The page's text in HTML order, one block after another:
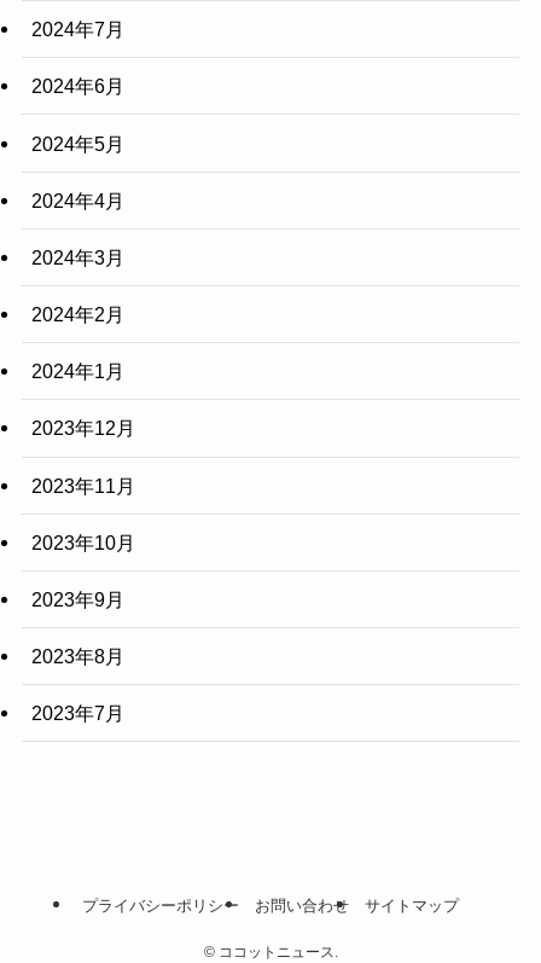
2024年7月
2024年6月
2024年5月
2024年4月
2024年3月
2024年2月
2024年1月
2023年12月
2023年11月
2023年10月
2023年9月
2023年8月
2023年7月
プライバシーポリシー お問い合わせ サイトマップ
©ココットニュース.